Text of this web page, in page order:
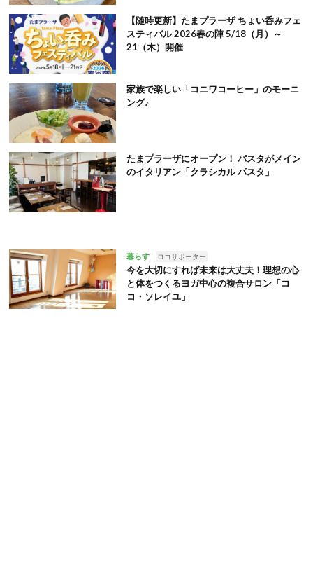
【随時更新】たまプラーザ ちょい呑みフェ
スティバル 2026春の陣 5/18（月）～
21（木）開催
家族で楽しい「コニワコーヒー」のモーニ
ング♪
たまプラーザにオープン！ パスタがメイン
のイタリアン「クラシカル パスタ」
暮らす ロコサポーター
今を大切にすれば未来は大丈夫！理想の心
と体をつくるヨガ中心の複合サロン「コ
コ・ソレイユ」